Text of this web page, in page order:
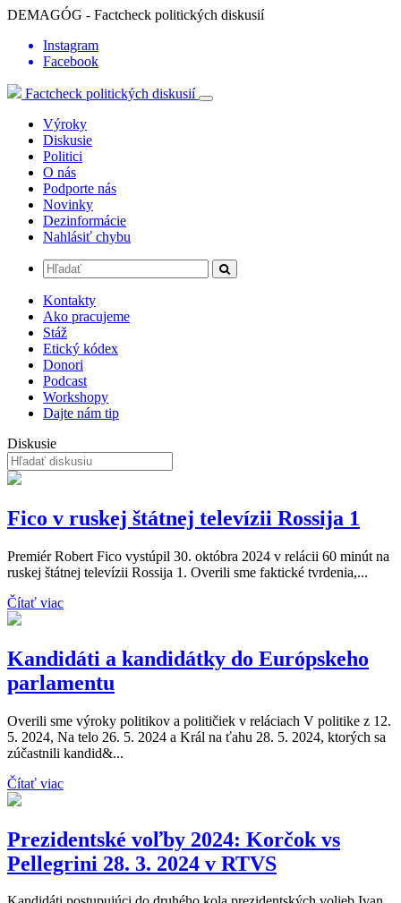
DEMAGÓG - Factcheck politických diskusií
Instagram
Facebook
Factcheck politických diskusií
Výroky
Diskusie
Politici
O nás
Podporte nás
Novinky
Dezinformácie
Nahlásiť chybu
Kontakty
Ako pracujeme
Stáž
Etický kódex
Donori
Podcast
Workshopy
Dajte nám tip
Diskusie
Fico v ruskej štátnej televízii Rossija 1
Premiér Robert Fico vystúpil 30. októbra 2024 v relácii 60 minút na
ruskej štátnej televízii Rossija 1. Overili sme faktické tvrdenia,...
Čítať viac
Kandidáti a kandidátky do Európskeho
parlamentu
Overili sme výroky politikov a političiek v reláciach V politike z 12.
5. 2024, Na telo 26. 5. 2024 a Král na ťahu 28. 5. 2024, ktorých sa
zúčastnili kandid&...
Čítať viac
Prezidentské voľby 2024: Korčok vs
Pellegrini 28. 3. 2024 v RTVS